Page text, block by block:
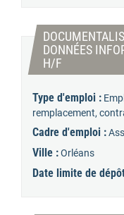
DONNÉES
H/F
Type d'emploi :
remplacement,
Cadre d'emploi :
Ville :Orléans
Date limite de